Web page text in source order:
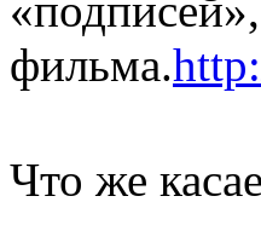
фильма.
Что же